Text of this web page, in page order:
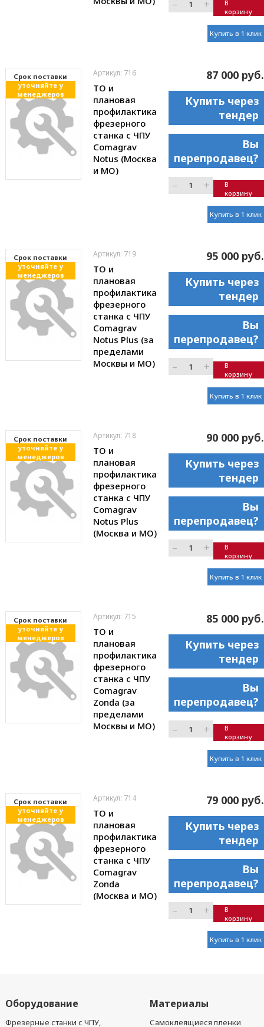
– +
В
корзину
Купить в 1 клик
Cрок поставки
уточняйте у
менеджеров
Артикул: 716
ТО и
плановая
профилактика
фрезерного
станка с ЧПУ
Comagrav
Notus (Москва
и МО)
87 000 руб.
Купить через
тендер
Вы
перепродавец?
– +
В
корзину
Купить в 1 клик
Cрок поставки
уточняйте у
менеджеров
Артикул: 719
ТО и
плановая
профилактика
фрезерного
станка с ЧПУ
Comagrav
Notus Plus (за
пределами
Москвы и МО)
95 000 руб.
Купить через
тендер
Вы
перепродавец?
– +
В
корзину
Купить в 1 клик
Cрок поставки
уточняйте у
менеджеров
Артикул: 718
ТО и
плановая
профилактика
фрезерного
станка с ЧПУ
Comagrav
Notus Plus
(Москва и МО)
90 000 руб.
Купить через
тендер
Вы
перепродавец?
– +
В
корзину
Купить в 1 клик
Cрок поставки
уточняйте у
менеджеров
Артикул: 715
ТО и
плановая
профилактика
фрезерного
станка с ЧПУ
Comagrav
Zonda (за
пределами
Москвы и МО)
85 000 руб.
Купить через
тендер
Вы
перепродавец?
– +
В
корзину
Купить в 1 клик
Cрок поставки
уточняйте у
менеджеров
Артикул: 714
ТО и
плановая
профилактика
фрезерного
станка с ЧПУ
Comagrav
Zonda
(Москва и МО)
79 000 руб.
Купить через
тендер
Вы
перепродавец?
– +
В
корзину
Купить в 1 клик
Оборудование
Фрезерные станки с ЧПУ,
Материалы
Самоклеящиеся пленки